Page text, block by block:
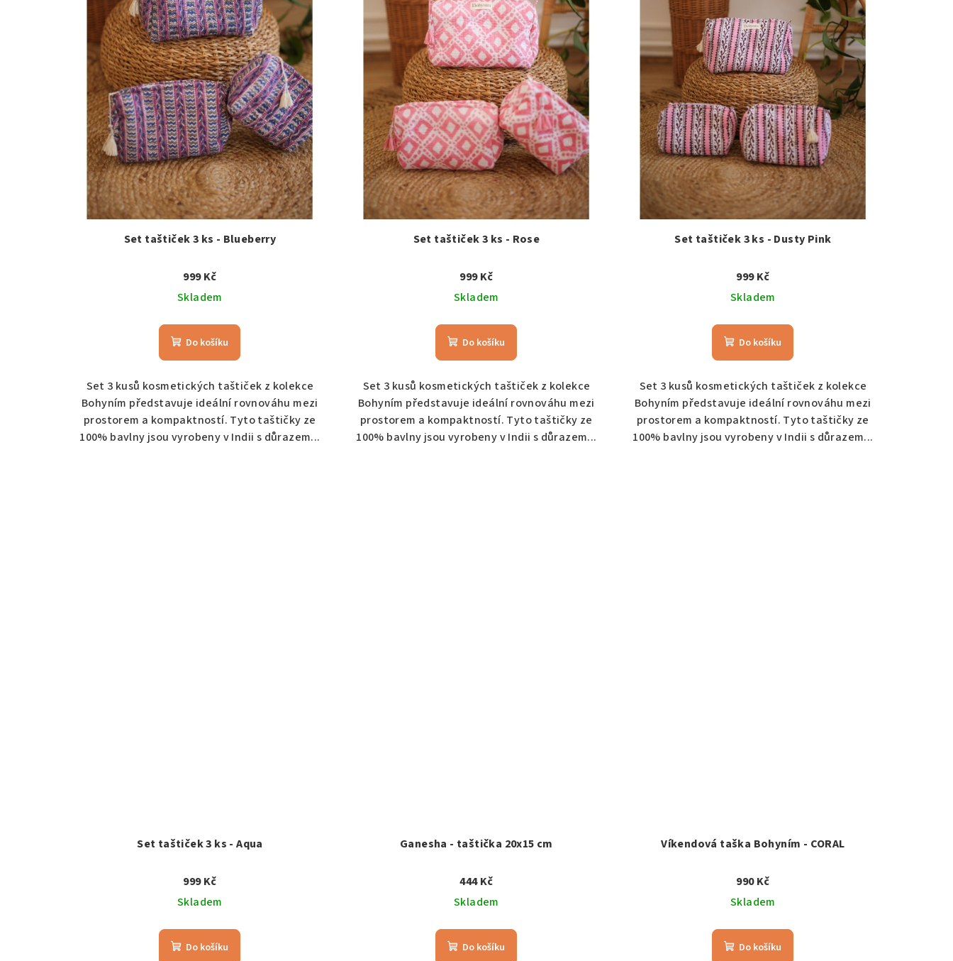
ůd
u
Set taštiček 3 ks - Blueberry
999 Kč
Skladem
Do košíku
Set 3 kusů kosmetických taštiček z kolekce
Bohyním představuje ideální rovnováhu mezi
prostorem a kompaktností. Tyto taštičky ze
100% bavlny jsou vyrobeny v Indii s důrazem...
Set taštiček 3 ks - Rose
999 Kč
Skladem
Do košíku
Set 3 kusů kosmetických taštiček z kolekce
Bohyním představuje ideální rovnováhu mezi
prostorem a kompaktností. Tyto taštičky ze
100% bavlny jsou vyrobeny v Indii s důrazem...
Set taštiček 3 ks - Dusty Pink
999 Kč
Skladem
Do košíku
Set 3 kusů kosmetických taštiček z kolekce
Bohyním představuje ideální rovnováhu mezi
prostorem a kompaktností. Tyto taštičky ze
100% bavlny jsou vyrobeny v Indii s důrazem...
Set taštiček 3 ks - Aqua
999 Kč
Skladem
Do košíku
Ganesha - taštička 20x15 cm
444 Kč
Skladem
Do košíku
Víkendová taška Bohyním - CORAL
990 Kč
Skladem
Do košíku